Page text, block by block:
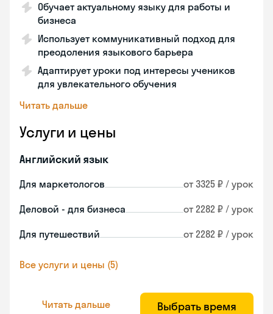
Обучает актуальному языку для работы и
бизнеса
Использует коммуникативный подход для
преодоления языкового барьера
Адаптирует уроки под интересы учеников
для увлекательного обучения
Читать дальше
Услуги и цены
Английский язык
Для маркетологов от 3325 ₽ / урок
Деловой - для бизнеса от 2282 ₽ / урок
Для путешествий от 2282 ₽ / урок
Все услуги и цены (5)
Читать дальше Выбрать время